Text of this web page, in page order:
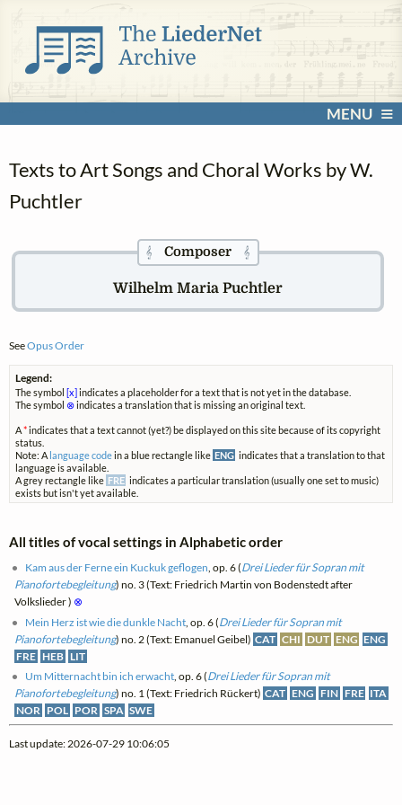
MENU
Texts to Art Songs and Choral Works by W.
Puchtler
𝄞Composer 𝄞
Wilhelm Maria Puchtler
SeeOpus Order
Legend:
The symbol[x]indicates a placeholder for a text that is not yet in the database.
The symbol ⊗indicates a translation that is missing an original text.
A*indicates that a text cannot (yet?) be displayed on this site because of its copyright
status.
Note: A language codein a blue rectangle like ENG indicates that a translation to that
language is available.
A grey rectangle like FRE indicates a particular translation (usually one set to music)
exists but isn't yet available.
All titles of vocal settings in Alphabetic order
Kam aus der Ferne ein Kuckuk geflogen , op. 6 (Drei Lieder für Sopran mit
Pianofortebegleitung) no. 3 (Text: Friedrich Martin von Bodenstedt after
Volkslieder ) ⊗
Mein Herz ist wie die dunkle Nacht , op. 6 (Drei Lieder für Sopran mit
Pianofortebegleitung) no. 2 (Text: Emanuel Geibel) CAT CHI DUT ENG ENG
FRE HEB LIT
Um Mitternacht bin ich erwacht, op. 6 (Drei Lieder für Sopran mit
Pianofortebegleitung) no. 1 (Text: Friedrich Rückert) CAT ENG FIN FRE ITA
NOR POL POR SPA SWE
Last update: 2026-07-29 10:06:05